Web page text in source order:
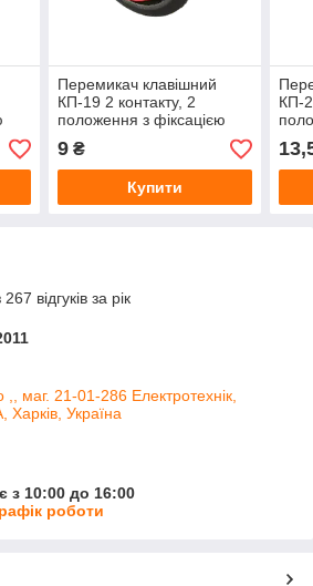
Перемикач клавішний
КП-19 2 контакту, 2
положення з фіксацією
Червоний
9₴
Купити
КП-
відгуків за рік
маг. 21-01-286 Електротехнік,
Харків, Україна
з 10:00 до 16:00
роботи